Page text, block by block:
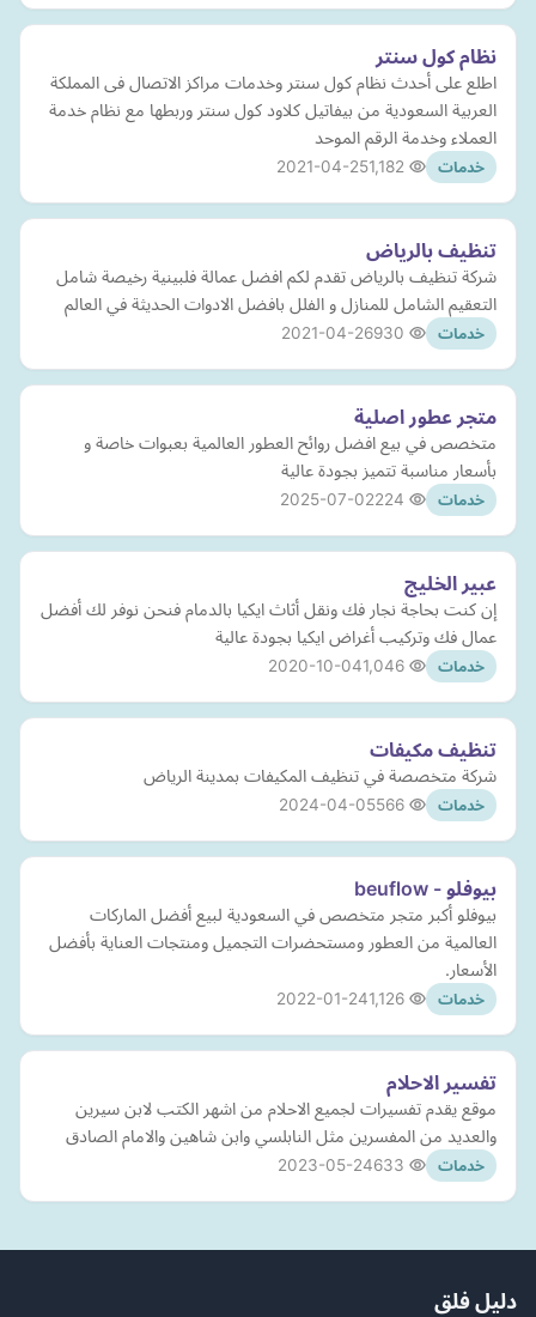
نظام كول سنتر
اطلع على أحدث نظام كول سنتر وخدمات مراكز الاتصال فى المملكة
العربية السعودية من بيفاتيل كلاود كول سنتر وربطها مع نظام خدمة
العملاء وخدمة الرقم الموحد
خدمات 2021-04-25
تنظيف بالرياض
شركة تنظيف بالرياض تقدم لكم افضل عمالة فلبينية رخيصة شامل
التعقيم الشامل للمنازل و الفلل بافضل الادوات الحديثة في العالم
خدمات 2021-04-26
متجر عطور اصلية
متخصص في بيع افضل روائح العطور العالمية بعبوات خاصة و
بأسعار مناسبة تتميز بجودة عالية
خدمات 2025-07-02
عبير الخليج
إن كنت بحاجة نجار فك ونقل أثاث ايكيا بالدمام فنحن نوفر لك أفضل
عمال فك وتركيب أغراض ايكيا بجودة عالية
خدمات 2020-10-04
تنظيف مكيفات
شركة متخصصة في تنظيف المكيفات بمدينة الرياض
خدمات 2024-04-05
بيوفلو - beuflow
بيوفلو أكبر متجر متخصص في السعودية لبيع أفضل الماركات
العالمية من العطور ومستحضرات التجميل ومنتجات العناية بأفضل
الأسعار.
خدمات 2022-01-24
تفسير الاحلام
موقع يقدم تفسيرات لجميع الاحلام من اشهر الكتب لابن سيرين
والعديد من المفسرين مثل النابلسي وابن شاهين والامام الصادق
خدمات 2023-05-24
دليل فلق